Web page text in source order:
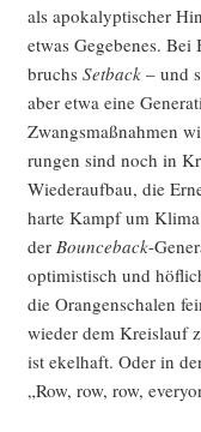
als apo­ka­lyp­ti­scher
etwas Gege­be­nes.
bruchs Set­back– und
aber etwa eine
Zwangs­maß­nah­men
run­gen sind noch in
Wie­der­auf­bau, die
har­te Kampf um
der Bounce­back-
opti­mis­tisch und
die Oran­gen­scha­len
wie­der dem Kreis­lauf
ist ekel­haft. Oder in
„Row, row, row,